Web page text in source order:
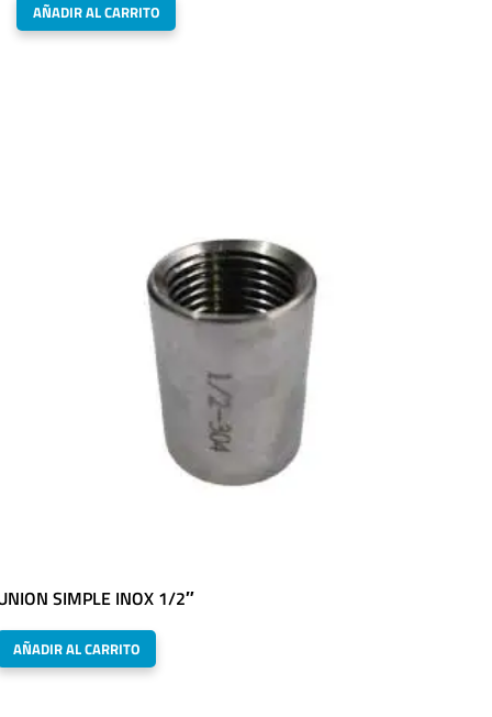
AÑADIR AL CARRITO
SIMPLE INOX 1/2″
AÑADIR AL CARRITO